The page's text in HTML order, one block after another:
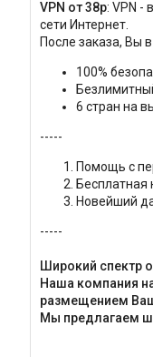
VPN от 38р: VPN -
сети Интернет.
После заказа, Вы
100%
6 стран на
-----
Помощь с
Бесплатная
Новейший
-----
Широкий спектр
Наша компания
размещением
Мы предлагаем